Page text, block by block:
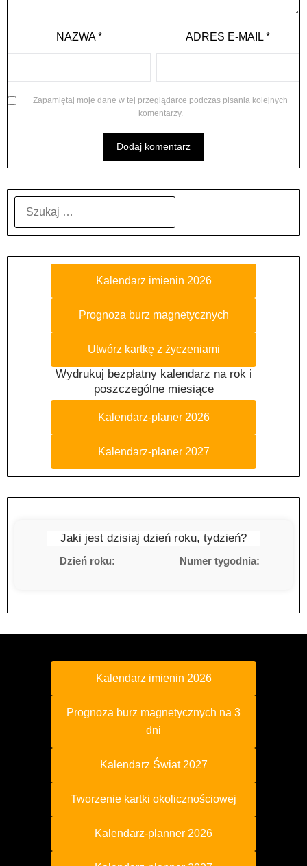
NAZWA* ADRES E-MAIL*
Zapamiętaj moje dane w tej przeglądarce podczas pisania kolejnych
komentarzy.
Kalendarz imienin 2026
Prognoza burz magnetycznych
Utwórz kartkę z życzeniami
Wydrukuj bezpłatny kalendarz na rok i
poszczególne miesiące
Kalendarz-planer 2026
Kalendarz-planer 2027
Jaki jest dzisiaj dzień roku, tydzień?
Dzień roku: Numer tygodnia:
Kalendarz imienin 2026
Prognoza burz magnetycznych na 3
dni
Kalendarz Świat 2027
Tworzenie kartki okolicznościowej
Kalendarz-planner 2026